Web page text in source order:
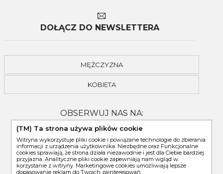
DOŁĄCZ DO NEWSLETTERA
MĘŻCZYZNA
KOBIETA
OBSERWUJ NAS NA:
(TM) Ta strona używa plików cookie
Witryna wykorzystuje pliki cookie i powiązane technologie do zbierania
informacji z urządzenia użytkownika. Niezbędne oraz Funkcjonalne
cookies sprawiają, że strona działa niezawodnie i jest dla Ciebie bardziej
przyjazna. Analityczne pliki cookie zapewniają nam wgląd w
korzystanie z witryny. Marketingowe cookies umożliwiają lepsze
dopasowanie reklam do Twoich zainteresowań.